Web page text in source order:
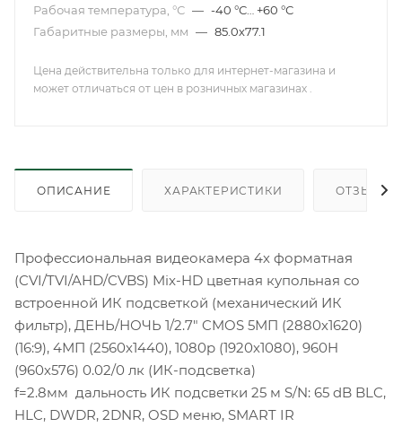
Рабочая температура, °С — -40 °С… +60 °С
Габаритные размеры, мм — 85.0х77.1
Цена действительна только для интернет-магазина и
может отличаться от цен в розничных магазинах .
ОПИСАНИЕ ХАРАКТЕРИСТИКИ ОТЗЫВЫ
Профессиональная видеокамера 4х форматная
(CVI/TVI/AHD/CVBS) Mix-HD цветная купольная со
встроенной ИК подсветкой (механический ИК
фильтр), ДЕНЬ/НОЧЬ 1/2.7" CMOS 5МП (2880х1620)
(16:9), 4МП (2560х1440), 1080p (1920х1080), 960H
(960х576) 0.02/0 лк (ИК-подсветка)
f=2.8мм дальность ИК подсветки 25 м S/N: 65 dB BLC,
HLC, DWDR, 2DNR, OSD меню, SMART IR